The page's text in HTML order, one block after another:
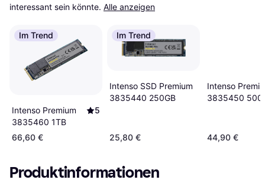
interessant sein könnte. Alle anzeigen
Im Trend
Intenso Premium
3835460 1TB
5
66,60 €
Im Trend
Intenso SSD Premium
3835440 250GB
25,80 €
Intenso
3835450
44,90 €
Produktinformationen